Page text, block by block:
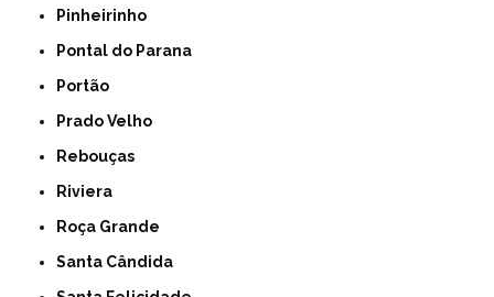
Pinheirinho
Pontal do Parana
Portão
Prado Velho
Rebouças
Riviera
Roça Grande
Santa Cândida